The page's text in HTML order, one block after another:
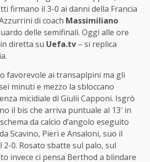
firmano il 3-0 ai danni della Francia
di coach Massimiliano
delle semifinali. Oggi alle ore
diretta su Uefa.tv – si replica
favorevole ai transaplpini ma gli
minuti e mezzo la sbloccano
micidiale di Giulii Capponi. Isgrò
il bis che arriva puntuale al 13′ in
da calcio d’angolo eseguito
Scavino, Pieri e Ansaloni, suo il
2-0. Rosato sbatte sul palo, sul
invece ci pensa Berthod a blindare